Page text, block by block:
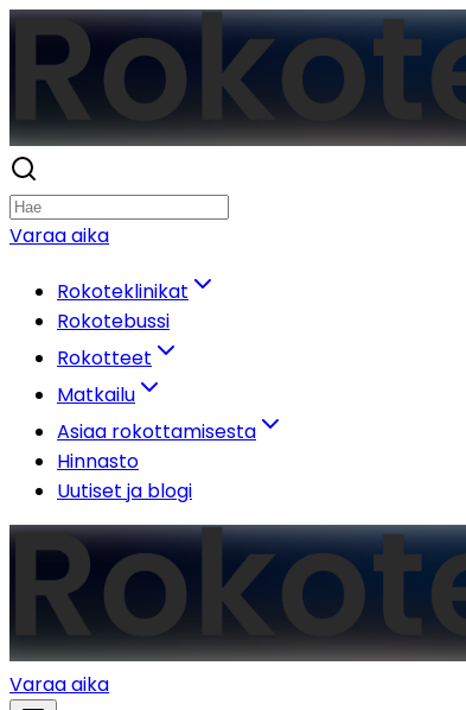
Varaa aika
Rokoteklinikat
Rokotebussi
Rokotteet
Matkailu
Asiaa rokottamisesta
Hinnasto
Uutiset ja blogi
Varaa aika